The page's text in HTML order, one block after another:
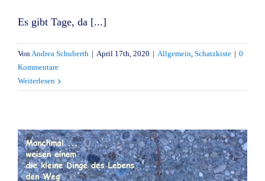
Es gibt Tage, da [...]
VonAndrea Schuberth | April 17th, 2020 | Allgemein, Schatzkiste | 0
Kommentare
Weiterlesen